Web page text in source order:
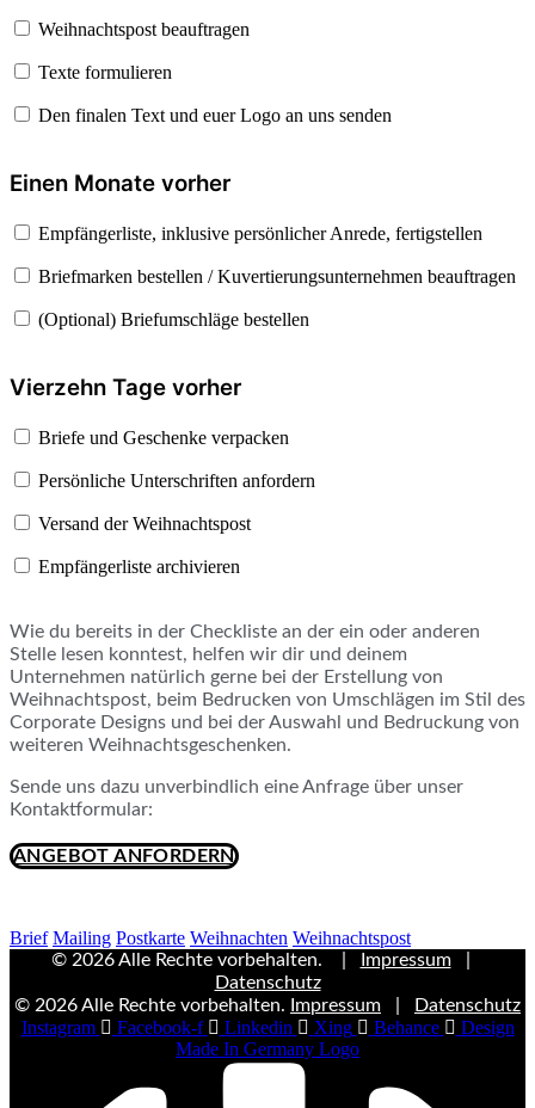
Weihnachtspost beauftragen
Texte formulieren
Den finalen Text und euer Logo an uns senden
Einen Monate vorher
Empfängerliste, inklusive persönlicher Anrede, fertigstellen
Briefmarken bestellen / Kuvertierungsunternehmen beauftragen
(Optional) Briefumschläge bestellen
Vierzehn Tage vorher
Briefe und Geschenke verpacken
Persönliche Unterschriften anfordern
Versand der Weihnachtspost
Empfängerliste archivieren
Wie du bereits in der Checkliste an der ein oder anderen
Stelle lesen konntest, helfen wir dir und deinem
Unternehmen natürlich gerne bei der Erstellung von
Weihnachtspost, beim Bedrucken von Umschlägen im Stil des
Corporate Designs und bei der Auswahl und Bedruckung von
weiteren Weihnachtsgeschenken.
Sende uns dazu unverbindlich eine Anfrage über unser
Kontaktformular:
ANGEBOT ANFORDERN
Brief Mailing Postkarte Weihnachten Weihnachtspost
© 2026 Alle Rechte vorbehalten. | Impressum|
Datenschutz
© 2026 Alle Rechte vorbehalten.
Impressum Datenschutz
Instagram Facebook-f Linkedin Xing Behance
Design
Made In Germany Logo